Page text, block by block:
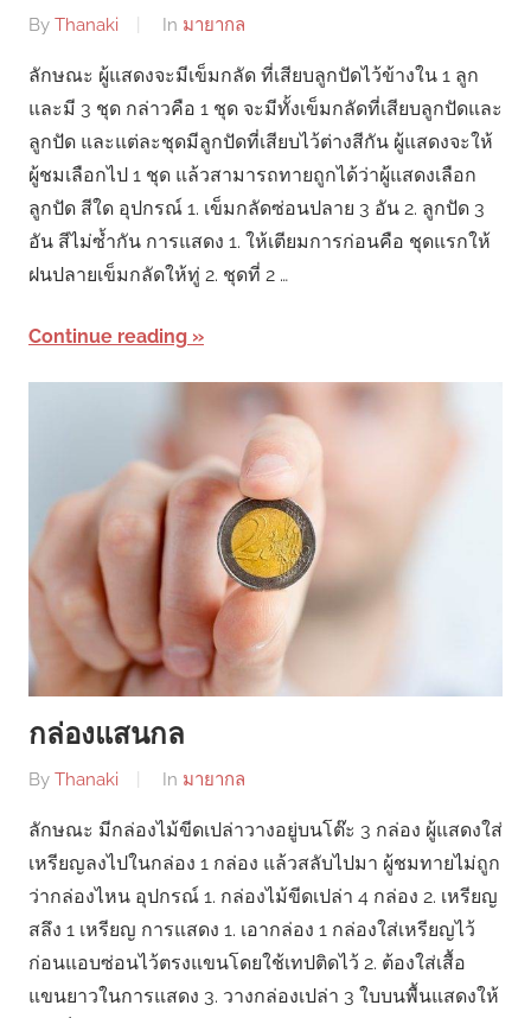
By Thanaki In มายากล
ลักษณะ ผู้แสดงจะมีเข็มกลัด ที่เสียบลูกปัดไว้ข้างใน 1 ลูก
และมี 3 ชุด กล่าวคือ 1 ชุด จะมีทั้งเข็มกลัดที่เสียบลูกปัดและ
ลูกปัด และแต่ละชุดมีลูกปัดที่เสียบไว้ต่างสีกัน ผู้แสดงจะให้
ผู้ชมเลือกไป 1 ชุด แล้วสามารถทายถูกได้ว่าผู้แสดงเลือก
ลูกปัด สีใด อุปกรณ์ 1. เข็มกลัดซ่อนปลาย 3 อัน 2. ลูกปัด 3
อัน สีไม่ซ้ำกัน การแสดง 1. ให้เตียมการก่อนคือ ชุดแรกให้
ฝนปลายเข็มกลัดให้ทู่ 2. ชุดที่ 2 …
Continue reading
กล่องแสนกล
By Thanaki In มายากล
ลักษณะ มีกล่องไม้ขีดเปล่าวางอยู่บนโต๊ะ 3 กล่อง ผู้แสดงใส่
เหรียญลงไปในกล่อง 1 กล่อง แล้วสลับไปมา ผู้ชมทายไม่ถูก
ว่ากล่องไหน อุปกรณ์ 1. กล่องไม้ขีดเปล่า 4 กล่อง 2. เหรียญ
สลึง 1 เหรียญ การแสดง 1. เอากล่อง 1 กล่องใส่เหรียญไว้
ก่อนแอบซ่อนไว้ตรงแขนโดยใช้เทปติดไว้ 2. ต้องใส่เสื้อ
แขนยาวในการแสดง 3. วางกล่องเปล่า 3 ใบบนพื้นแสดงให้